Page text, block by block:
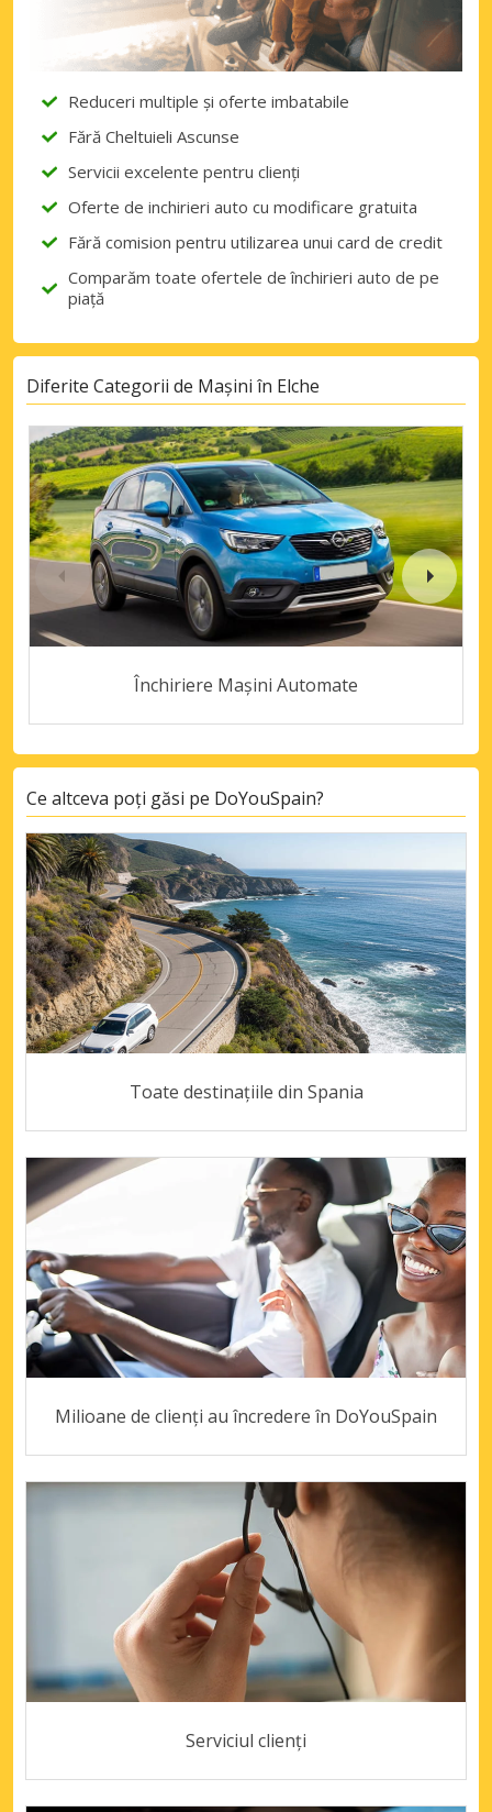
Reduceri multiple și oferte imbatabile
Fără Cheltuieli Ascunse
Servicii excelente pentru clienți
Oferte de inchirieri auto cu modificare gratuita
Fără comision pentru utilizarea unui card de credit
Comparăm toate ofertele de închirieri auto de pe
piață
Diferite Categorii de Mașini în Elche
Închiriere Mașini Automate
Ce altceva poți găsi pe DoYouSpain?
Toate destinațiile din Spania
Milioane de clienți au încredere în DoYouSpain
Serviciul clienți